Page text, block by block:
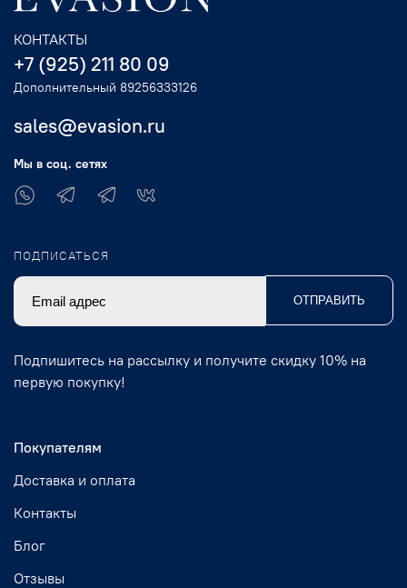
Покупателям
Доставка и оплата
Контакты
Блог
Отзывы
КОНТАКТЫ
+7 (925) 211 80 09
Дополнительный 89256333126
sales@evasion.ru
Мы в соц. сетях
ПОДПИСАТЬСЯ
ОТПРАВИТЬ
Подпишитесь на рассылку и получите скидку 10% на
первую покупку!